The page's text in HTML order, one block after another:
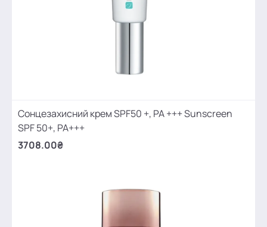
Сонцезахисний крем SPF50 +, PA +++ Sunscreen
SPF 50+, PA+++
3708.00₴